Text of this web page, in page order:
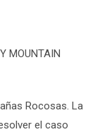
MOUNTAIN
Rocosas. La
el caso